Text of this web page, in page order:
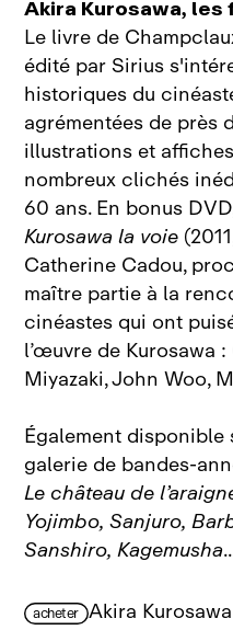
Akira Kurosawa,
Le livre de
édité par Sirius
historiques du
agrémentées de près
illustrations et
nombreux clichés
60 ans. En bonus
Kurosawa la voie
Catherine Cadou,
maître partie à la
cinéastes qui ont
l’œuvre de Kurosawa
Miyazaki, John Woo,
Également
galerie de
Le château de
Yojimbo, Sanjuro,
Sanshiro, Kagemusha
acheter Akira Kurosawa